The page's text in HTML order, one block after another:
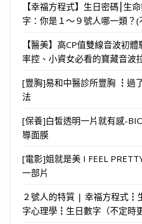
【幸福方程式】生日密碼⎮生
字：你是１～９號人哪一類？(
【醫美】高CP值雙線音波初
率控、小資女必看的寶藏音波
[豐胸]易和中醫診所豐胸 ┇過
法
[保養]白皙透明一片就有感-
導面膜
[電影]姐就是美 I FEEL
一部片
２號人的特質 | 幸福方程式
字心理學┇生日數字（不定時更